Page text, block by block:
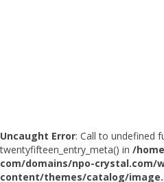
Uncaught Error: Call to undefined
twentyfifteen_entry_meta() in /
com/domains/npo-crystal.com/
content/themes/catalog/